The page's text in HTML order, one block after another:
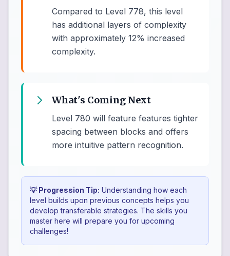
Compared to Level 778, this level
has additional layers of complexity
with approximately 12% increased
complexity.
What's Coming Next
Level 780 will feature features tighter
spacing between blocks and offers
more intuitive pattern recognition.
💡 Progression Tip: Understanding how each
level builds upon previous concepts helps you
develop transferable strategies. The skills you
master here will prepare you for upcoming
challenges!